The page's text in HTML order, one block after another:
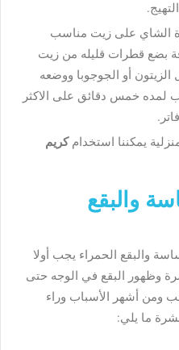
الشاي على زيت مناسب
بضع قطرات قليله من زيت
أو الجوجوبا ووضعه
لمده خمس دقائق على الاكثر
يمكننا استخدامكريم
والبقع
والبقع الحمراء يجب أولا
وظهور البقع في الوجه حتى
ومن أشهر الأسباب وراء
ما يلي: